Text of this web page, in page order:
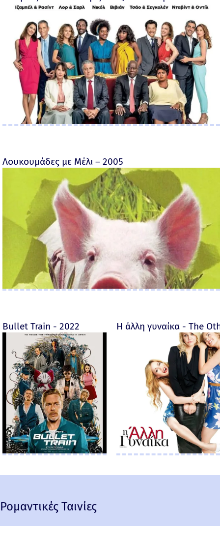
Λουκουμάδες με Μέλι – 2005
Bullet Train - 2022 Η άλλη γυναίκα - The
Ρομαντικές Ταινίες